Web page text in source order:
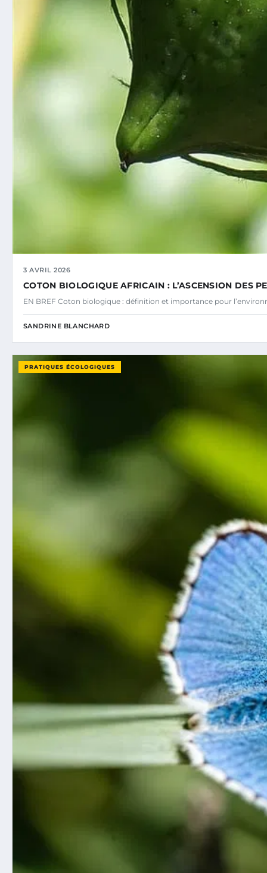
3 AVRIL 2026
COTON BIOLOGIQUE AFRICAIN : L’ASCENSION DES
EN BREF Coton biologique : définition et importance pour
SANDRINE BLANCHARD
PRATIQUES ÉCOLOGIQUES